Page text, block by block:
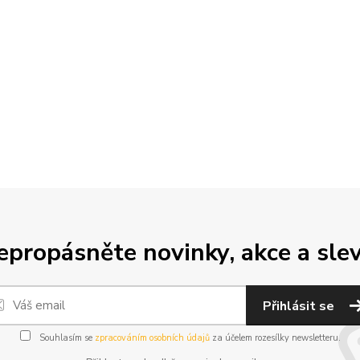
novinky, akce a
Přihlásit se
Souhlasím se zpracováním osobních údajůza účelem rozesílky newsletteru.